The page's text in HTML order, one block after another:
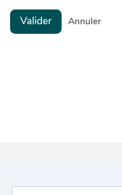
Valider Annuler